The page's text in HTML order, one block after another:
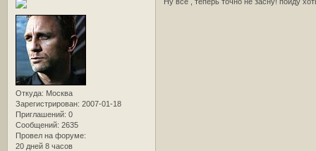
Откуда: Москва
Зарегистрирован: 2007-01-18
Приглашений: 0
Сообщений: 2635
Провел на форуме:
20 дней 8 часов